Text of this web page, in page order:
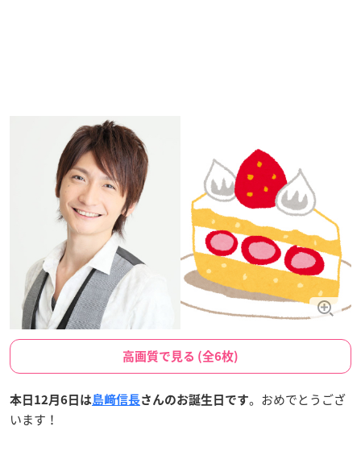
高画質で見る (全6枚)
本日12月6日は島﨑信長さんのお誕生日です。おめでとうござ
います！